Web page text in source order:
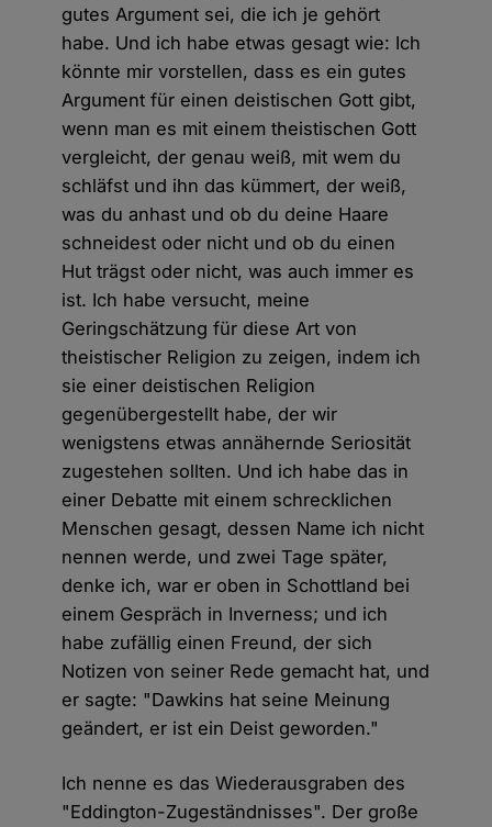
gutes Argument sei, die ich je gehört
habe. Und ich habe etwas gesagt wie: Ich
könnte mir vorstellen, dass es ein gutes
Argument für einen deistischen Gott gibt,
wenn man es mit einem theistischen Gott
vergleicht, der genau weiß, mit wem du
schläfst und ihn das kümmert, der weiß,
was du anhast und ob du deine Haare
schneidest oder nicht und ob du einen
Hut trägst oder nicht, was auch immer es
ist. Ich habe versucht, meine
Geringschätzung für diese Art von
theistischer Religion zu zeigen, indem ich
sie einer deistischen Religion
gegenübergestellt habe, der wir
wenigstens etwas annähernde Seriosität
zugestehen sollten. Und ich habe das in
einer Debatte mit einem schrecklichen
Menschen gesagt, dessen Name ich nicht
nennen werde, und zwei Tage später,
denke ich, war er oben in Schottland bei
einem Gespräch in Inverness; und ich
habe zufällig einen Freund, der sich
Notizen von seiner Rede gemacht hat, und
er sagte: "Dawkins hat seine Meinung
geändert, er ist ein Deist geworden."
Ich nenne es das Wiederausgraben des
"Eddington-Zugeständnisses". Der große